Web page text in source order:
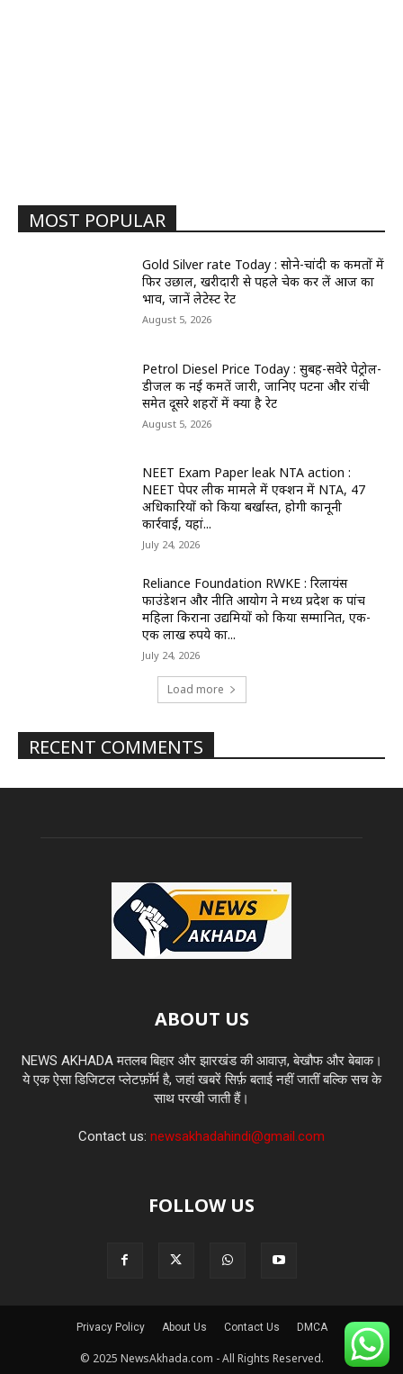
MOST POPULAR
Gold Silver rate Today : सोने-चांदी की कीमतों में
फिर उछाल, खरीदारी से पहले चेक कर लें आज का
भाव, जानें लेटेस्ट रेट
August 5, 2026
Petrol Diesel Price Today : सुबह-सवेरे पेट्रोल-
डीजल की नई कीमतें जारी, जानिए पटना और रांची
समेत दूसरे शहरों में क्या है रेट
August 5, 2026
NEET Exam Paper leak NTA action :
NEET पेपर लीक मामले में एक्शन में NTA, 47
अधिकारियों को किया बर्खास्त, होगी कानूनी
कार्रवाई, यहां...
July 24, 2026
Reliance Foundation RWKE : रिलायंस
फाउंडेशन और नीति आयोग ने मध्य प्रदेश की पांच
महिला किराना उद्यमियों को किया सम्मानित, एक-
एक लाख रुपये का...
July 24, 2026
Load more
RECENT COMMENTS
ABOUT US
NEWS AKHADA मतलब बिहार और झारखंड की आवाज़, बेखौफ और बेबाक।
ये एक ऐसा डिजिटल प्लेटफ़ॉर्म है, जहां खबरें सिर्फ़ बताई नहीं जातीं बल्कि सच के
साथ परखी जाती हैं।
Contact us: newsakhadahindi@gmail.com
FOLLOW US
Privacy Policy About Us Contact Us DMCA
© 2025 NewsAkhada.com - All Rights Reserved.